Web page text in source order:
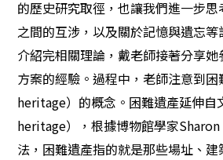
的歷史研究取徑，也讓我們進一步
之間的互涉，以及關於記憶與遺忘等
介紹完相關理論，戴老師接著分享
方案的經驗。過程中，老師注意到困
heritage）的概念。困難遺產延伸自
heritage），根據博物館學家
法，困難遺產指的就是那些場址、